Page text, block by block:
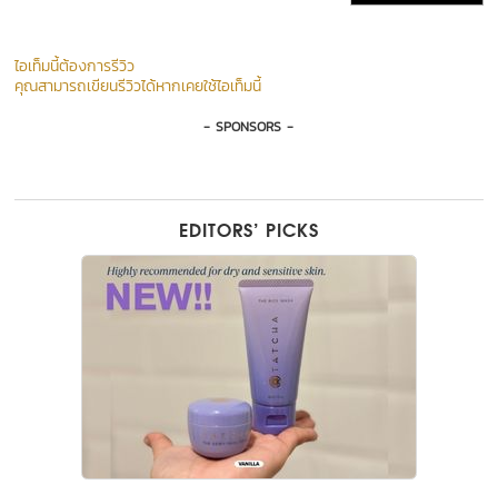
ไอเท็มนี้ต้องการรีวิว
คุณสามารถเขียนรีวิวได้หากเคยใช้ไอเท็มนี้
- SPONSORS -
EDITORS’ PICKS